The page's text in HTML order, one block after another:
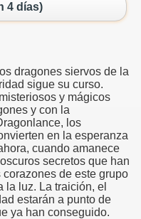
4 días)
dragones siervos de la
sigue su curso.
y mágicos
y con la
los
en la esperanza
cuando amanece
secretos que han
de este grupo
la luz. La traición, el
estarán a punto de
ya han conseguido.